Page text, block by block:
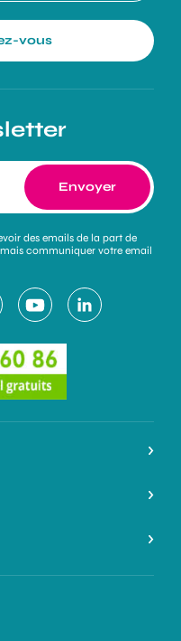
vous
des emails de la part de
communiquer votre email